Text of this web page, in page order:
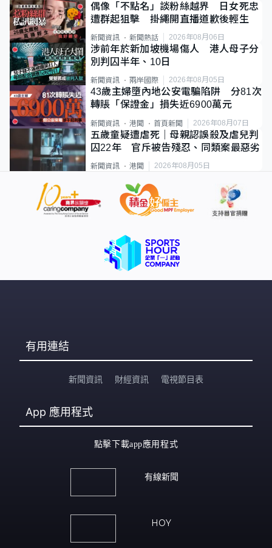
偶像「不點名」談粉絲越界 日女死忠
遭群起狙擊 掛繩開直播道歉後輕生
新聞資訊 新聞熱話 2026年08月06日
涉前年於新加坡機場傷人 港人母子分
別判囚半年、10日
新聞資訊 兩岸國際 2026年08月05日
43歲主婦墮內地公安電騙陷阱 分81次
轉賬「保證金」損失近6900萬元
新聞資訊 港聞 首頁新聞 2026年08月07日
五歲童疑遭虐死｜母親認誤殺及虐兒判
囚22年 官斥被告殘忍、同類案最惡劣
新聞資訊 港聞 2026年08月05日
有用連結
新聞資訊 財經資訊 電視節目表
App 應用程式
點擊下載app應用程式
有線新聞
HOY